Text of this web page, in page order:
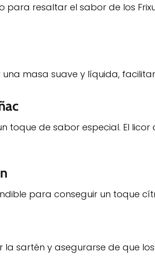
para resaltar el sabor de los
masa suave y líquida,
toque de sabor especial. El
para conseguir un toque
sartén y asegurarse de que